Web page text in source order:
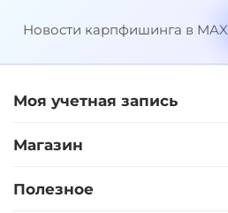
Новости карпфишинга в MAX
Моя учетная запись
Магазин
Полезное